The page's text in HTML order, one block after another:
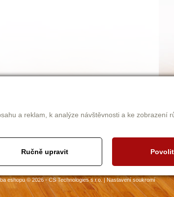
a reklam, k analýze návštěvnosti a ke zobrazení
Ručně upravit
eshopu© 2026 - CS Technologies s.r.o.|Nastavení soukromí